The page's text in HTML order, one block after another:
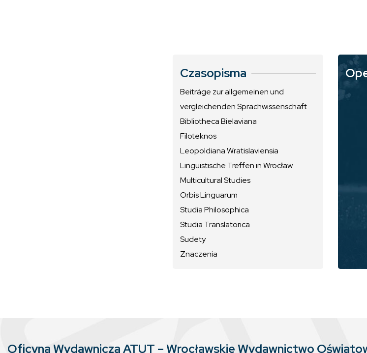
Czasopisma
Beiträge zur allgemeinen und
vergleichenden Sprachwissenschaft
Bibliotheca Bielaviana
Filoteknos
Leopoldiana Wratislaviensia
Linguistische Treffen in Wrocław
Multicultural Studies
Orbis Linguarum
Studia Philosophica
Studia Translatorica
Sudety
Znaczenia
Oficyna Wydawnicza ATUT – Wrocławskie Wydawnictwo